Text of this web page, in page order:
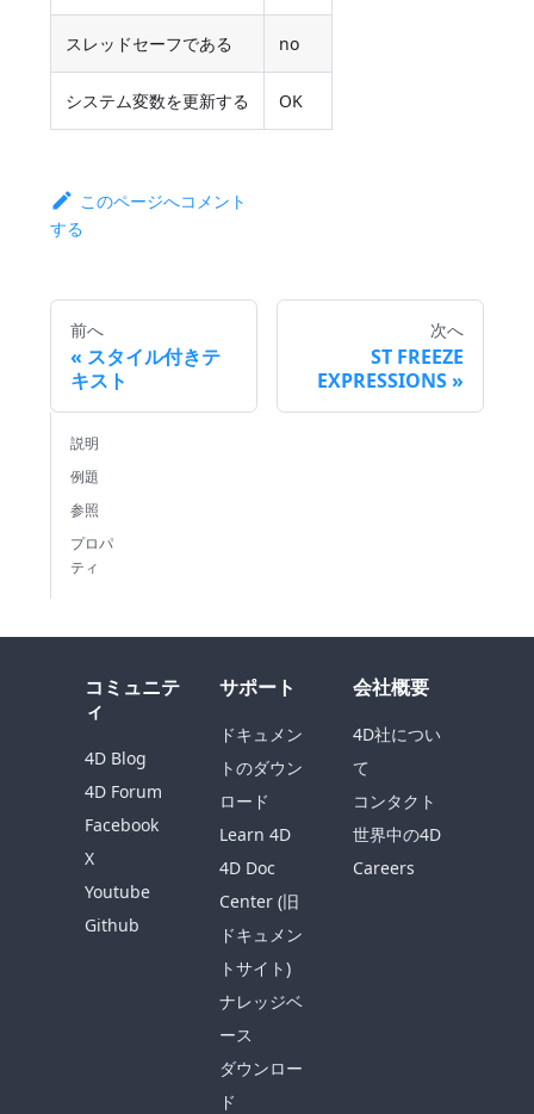
スレッドセーフである no
システム変数を更新する OK
このページへコメント
する
前へ
スタイル付きテ
キスト
次へ
ST FREEZE
EXPRESSIONS
説明
例題
参照
プロパ
ティ
コミュニテ
ィ
4D Blog
4D Forum
Facebook
X
Youtube
Github
サポート
ドキュメン
トのダウン
ロード
Learn 4D
4D Doc
Center (旧
ドキュメン
トサイト)
ナレッジベ
ース
ダウンロー
ド
会社概要
4D社につい
て
コンタクト
世界中の4D
Careers